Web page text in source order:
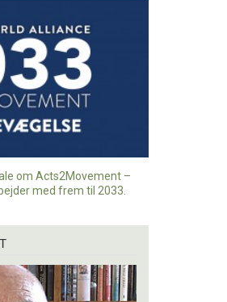
om Acts2Movement –
med frem til 2033.